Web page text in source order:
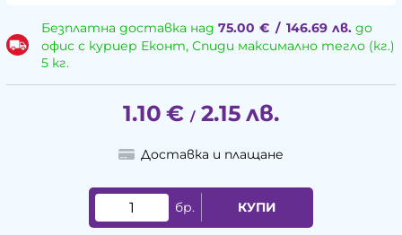
Безплатна доставка над 75.00 € / 146.69 лв.до
офис с куриер Еконт, Спиди максимално тегло (кг.)
5 кг.
1.10 € / 2.15 лв.
Доставка и плащане
бр. КУПИ